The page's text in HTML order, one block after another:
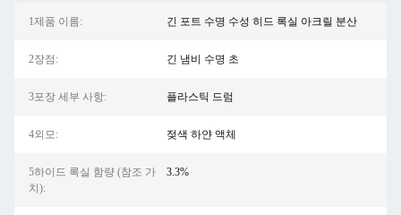
1제품 이름: 긴 포트 수명 수성 히드 록실 아크릴 분산
2장점: 긴 냄비 수명 초
3포장 세부 사항: 플라스틱 드럼
4외모: 젖색 하얀 액체
5하이드 록실 함량 (참조 가
치):
3.3%